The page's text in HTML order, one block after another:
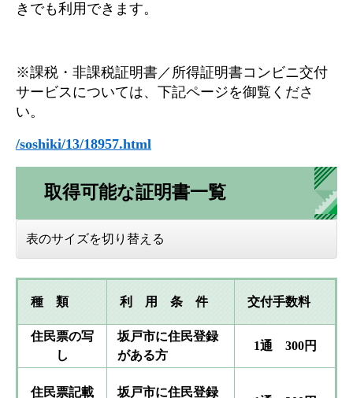
きでも利用できます。
※課税・非課税証明書／所得証明書コンビニ交付
サービスについては、下記ページを御覧くださ
い。
/soshiki/13/18957.html
取得可能な証明書一覧
表のサイズを切り替える
種 類 利 用 条 件 交付手数料
住民票の写
し
坂戸市に住民登録
がある方
1通 300円
住民票記載
坂戸市に住民登録